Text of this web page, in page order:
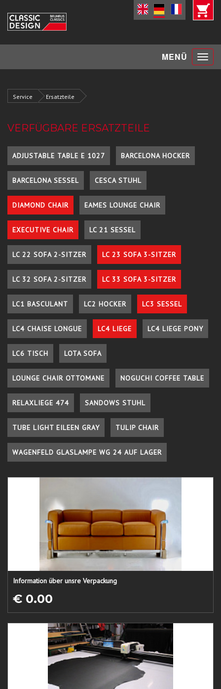
MENÜ Toggle
Service Ersatzteile
VERFÜGBARE ERSATZTEILE
ADJUSTABLE TABLE E 1027 BARCELONA HOCKER
BARCELONA SESSEL CESCA STUHL
DIAMOND CHAIR EAMES LOUNGE CHAIR
EXECUTIVE CHAIR LC 21 SESSEL
LC 22 SOFA 2-SITZER LC 23 SOFA 3-SITZER
LC 32 SOFA 2-SITZER LC 33 SOFA 3-SITZER
LC1 BASCULANT LC2 HOCKER LC3 SESSEL
LC4 CHAISE LONGUE LC4 LIEGE LC4 LIEGE PONY
LC6 TISCH LOTA SOFA
LOUNGE CHAIR OTTOMANE NOGUCHI COFFEE TABLE
RELAXLIEGE 474 SANDOWS STUHL
TUBE LIGHT EILEEN GRAY TULIP CHAIR
WAGENFELD GLASLAMPE WG 24 AUF LAGER
Information über unsre Verpackung
€ 0.00